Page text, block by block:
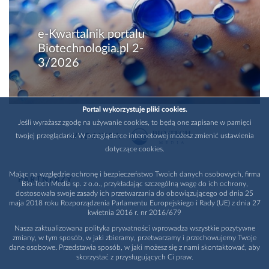
e-Kwartalnik portalu
Biotechnologia.pl 2-
3/2026
WYDAWCA
PARTNERZY
Portal wykorzystuje pliki cookies.
Jeśli wyrażasz zgodę na używanie cookies, to będą one zapisane w pamięci
twojej przeglądarki. W przeglądarce internetowej możesz zmienić ustawienia
dotyczące cookies.
Mając na względzie ochronę i bezpieczeństwo Twoich danych osobowych, firma
Bio-Tech Media sp. z o.o., przykładając szczególną wagę do ich ochrony,
dostosowała swoje zasady ich przetwarzania do obowiązującego od dnia 25
maja 2018 roku Rozporządzenia Parlamentu Europejskiego i Rady (UE) z dnia 27
kwietnia 2016 r. nr 2016/679
Nasza zaktualizowana polityka prywatności wprowadza wszystkie pozytywne
zmiany, w tym sposób, w jaki zbieramy, przetwarzamy i przechowujemy Twoje
dane osobowe. Przedstawia sposób, w jaki możesz się z nami skontaktować, aby
skorzystać z przysługujących Ci praw.